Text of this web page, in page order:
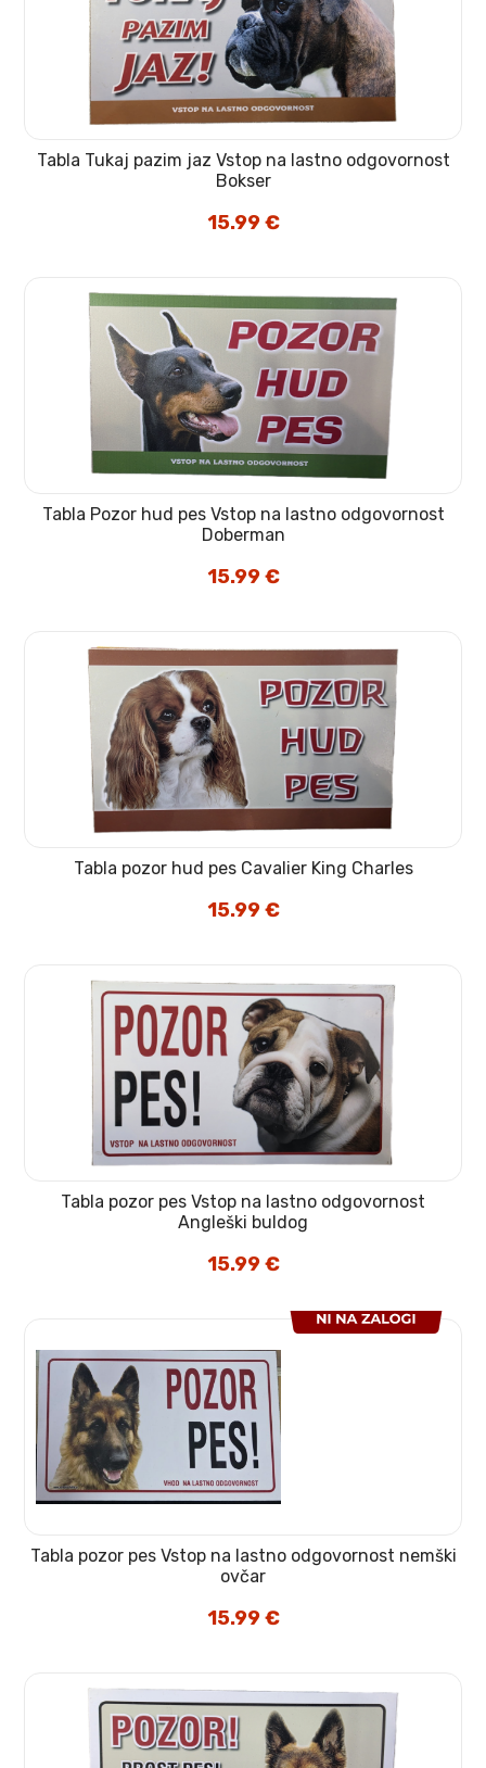
Tabla Tukaj pazim jaz Vstop na lastno odgovornost
Bokser
15.99€
Tabla Pozor hud pes Vstop na lastno odgovornost
Doberman
15.99€
Tabla pozor hud pes Cavalier King Charles
15.99€
Tabla pozor pes Vstop na lastno odgovornost
Angleški buldog
15.99€
Tabla pozor pes Vstop na lastno odgovornost nemški
ovčar
15.99€